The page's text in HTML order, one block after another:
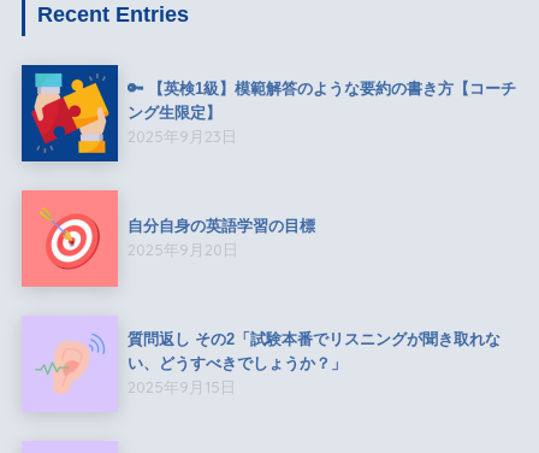
Recent Entries
🔑 【英検1級】模範解答のような要約の書き方【コーチ
ング生限定】
2025年9月23日
自分自身の英語学習の目標
2025年9月20日
質問返し その2「試験本番でリスニングが聞き取れな
い、どうすべきでしょうか？」
2025年9月15日